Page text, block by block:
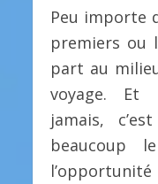
Peu importe
premiers ou
part au
voyage. Et
jamais,
beaucoup